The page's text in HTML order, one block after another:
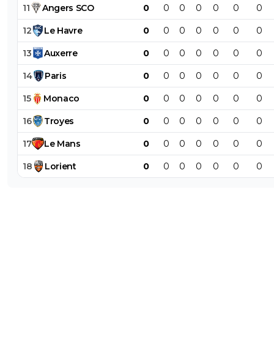
11 Angers SCO 0 0 0 0 0 0 0
12 Le Havre 0 0 0 0 0 0 0
13 Auxerre 0 0 0 0 0 0 0
14 Paris 0 0 0 0 0 0 0
15 Monaco 0 0 0 0 0 0 0
16 Troyes 0 0 0 0 0 0 0
17 Le Mans 0 0 0 0 0 0 0
18 Lorient 0 0 0 0 0 0 0